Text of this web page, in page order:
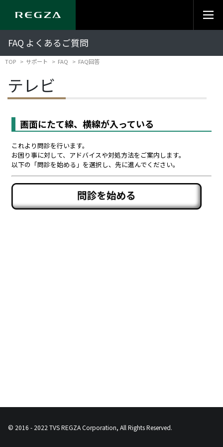
FAQ よくあるご質問
TOP サポート FAQ FAQ回答
テレビ
© 2016 - 2022 TVS REGZA Corporation, All Rights Reserved.